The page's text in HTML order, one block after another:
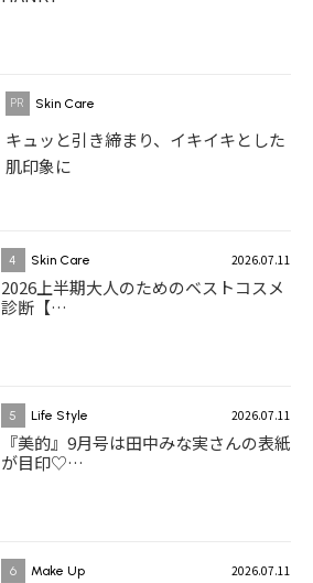
Skin Care
キュッと引き締まり、イキイキとした
肌印象に
4 Skin Care 2026.07.11
2026上半期大人のためのベストコスメ
診断【…
5 Life Style 2026.07.11
『美的』9月号は田中みな実さんの表紙
が目印♡…
6 Make Up 2026.07.11